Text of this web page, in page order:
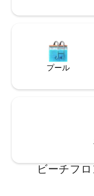
プール
ビーチフ